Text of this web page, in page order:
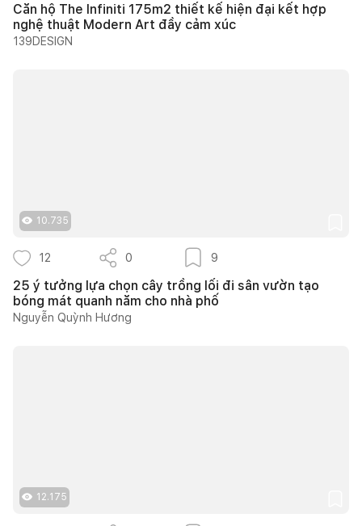
Căn hộ The Infiniti 175m2 thiết kế hiện đại kết hợp
nghệ thuật Modern Art đầy cảm xúc
139DESIGN
10.735
12 0 9
25 ý tưởng lựa chọn cây trồng lối đi sân vườn tạo
bóng mát quanh năm cho nhà phố
Nguyễn Quỳnh Hương
12.175